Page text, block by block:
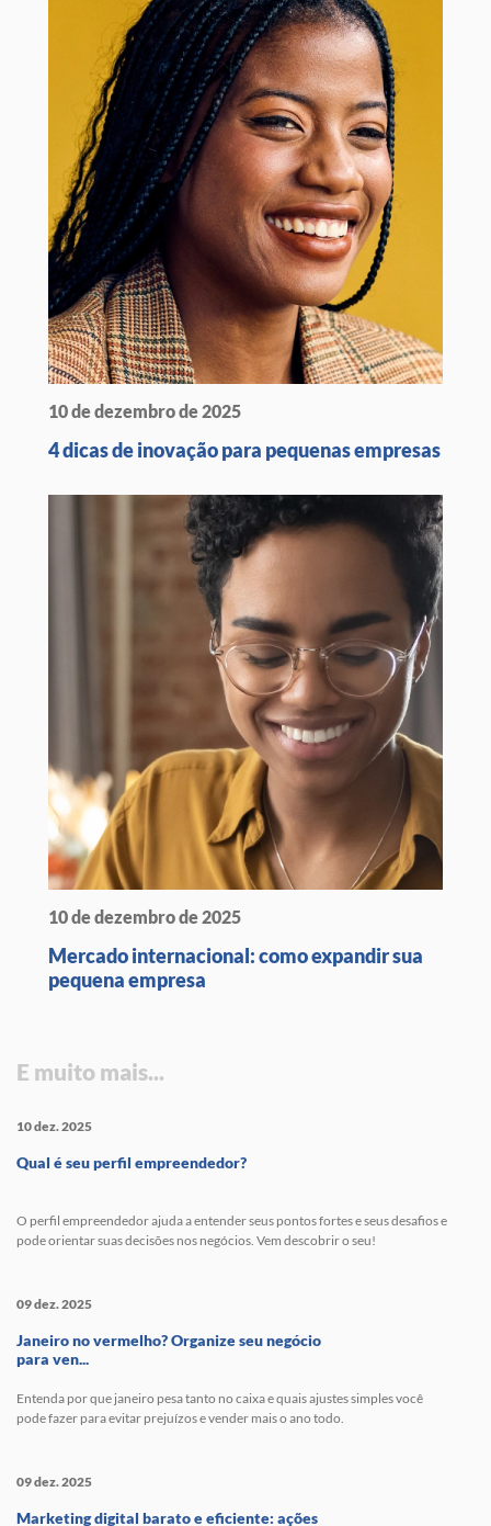
10 de dezembro de 2025
4 dicas de inovação para pequenas empresas
10 de dezembro de 2025
Mercado internacional: como expandir sua
pequena empresa
E muito mais...
10 dez. 2025
Qual é seu perfil empreendedor?
O perfil empreendedor ajuda a entender seus pontos fortes e seus desafios e
pode orientar suas decisões nos negócios. Vem descobrir o seu!
09 dez. 2025
Janeiro no vermelho? Organize seu negócio
para ven...
Entenda por que janeiro pesa tanto no caixa e quais ajustes simples você
pode fazer para evitar prejuízos e vender mais o ano todo.
09 dez. 2025
Marketing digital barato e eficiente: ações